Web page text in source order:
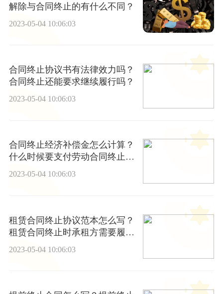
解除与合同终止的有什么不同？
2023-05-04 10:06:03
合同终止协议书有法律效力吗？
合同终止还能要求继续履行吗？
2023-05-04 10:06:03
合同终止经济补偿金怎么计算？
什么时候要支付劳动合同终止经
济补偿金？
2023-05-04 10:06:03
租赁合同终止协议范本怎么写？
租赁合同终止时承租方需要履行
2023-05-04 10:06:03